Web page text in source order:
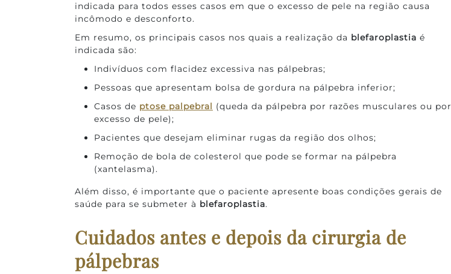
indicada para todos esses casos em que o excesso de pele na região causa
incômodo e desconforto.
Em resumo, os principais casos nos quais a realização da blefaroplastia é
indicada são:
Indivíduos com flacidez excessiva nas pálpebras;
Pessoas que apresentam bolsa de gordura na pálpebra inferior;
Casos de ptose palpebral
(queda da pálpebra por razões musculares ou por
excesso de pele);
Pacientes que desejam eliminar rugas da região dos olhos;
Remoção de bola de colesterol que pode se formar na pálpebra
(xantelasma).
Além disso, é importante que o paciente apresente boas condições gerais de
saúde para se submeter à blefaroplastia.
Cuidados antes e depois da cirurgia de
pálpebras